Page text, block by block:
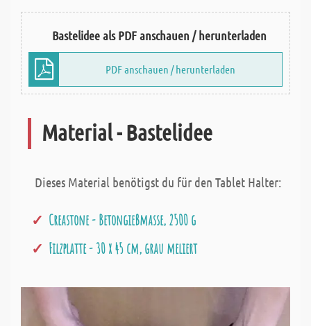
Bastelidee als PDF anschauen / herunterladen
PDF anschauen / herunterladen
Material - Bastelidee
Dieses Material benötigst du für den Tablet Halter:
Creastone - Betongießmasse, 2500 g
Filzplatte - 30 x 45 cm, grau meliert